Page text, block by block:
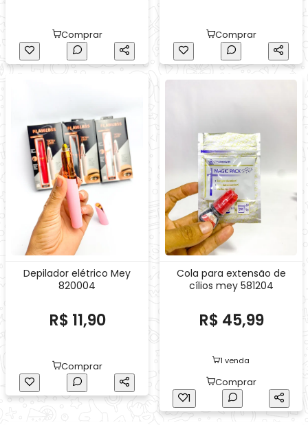
Comprar Comprar
Depilador elétrico Mey
820004
R$ 11,90
Comprar
Cola para extensão de
cílios mey 581204
R$ 45,99
1 venda
Comprar
1